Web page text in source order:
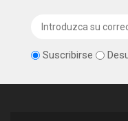
Suscribirse